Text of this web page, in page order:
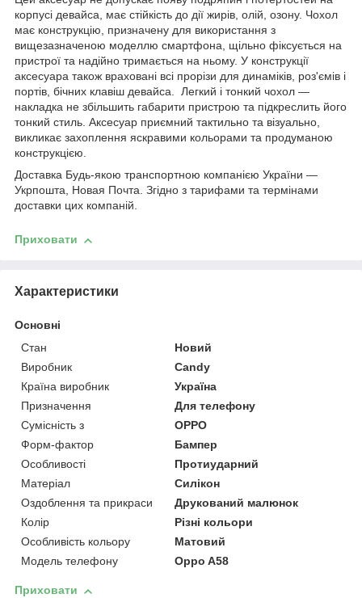
корпусі девайса, має стійкість до дії жирів, олій, озону. Чохол
має конструкцію, призначену для використання з
вищезазначеною моделлю смартфона, щільно фіксується на
пристрої та надійно тримається на ньому. У конструкції
аксесуара також враховані всі прорізи для динаміків, роз'ємів і
портів, бічних клавіш девайса. Легкий і тонкий чохол —
накладка не збільшить габарити пристрою та підкреслить його
тонкий стиль. Аксесуар приємний тактильно та візуально,
викликає захоплення яскравими кольорами та продуманою
конструкцією.
Доставка Будь-якою транспортною компанією України —
Укрпошта, Новая Почта. Згідно з тарифами та термінами
доставки цих компаній.
Приховати
Характеристики
Основні
Стан
Новий
Виробник
Candy
Країна виробник
Україна
Призначення
Для телефону
Сумісність з
OPPO
Форм-фактор
Бампер
Особливості
Протиударний
Матеріал
Силікон
Оздоблення та прикраси
Друкований малюнок
Колір
Різні кольори
Особливість кольору
Матовий
Модель телефону
Oppo A58
Приховати